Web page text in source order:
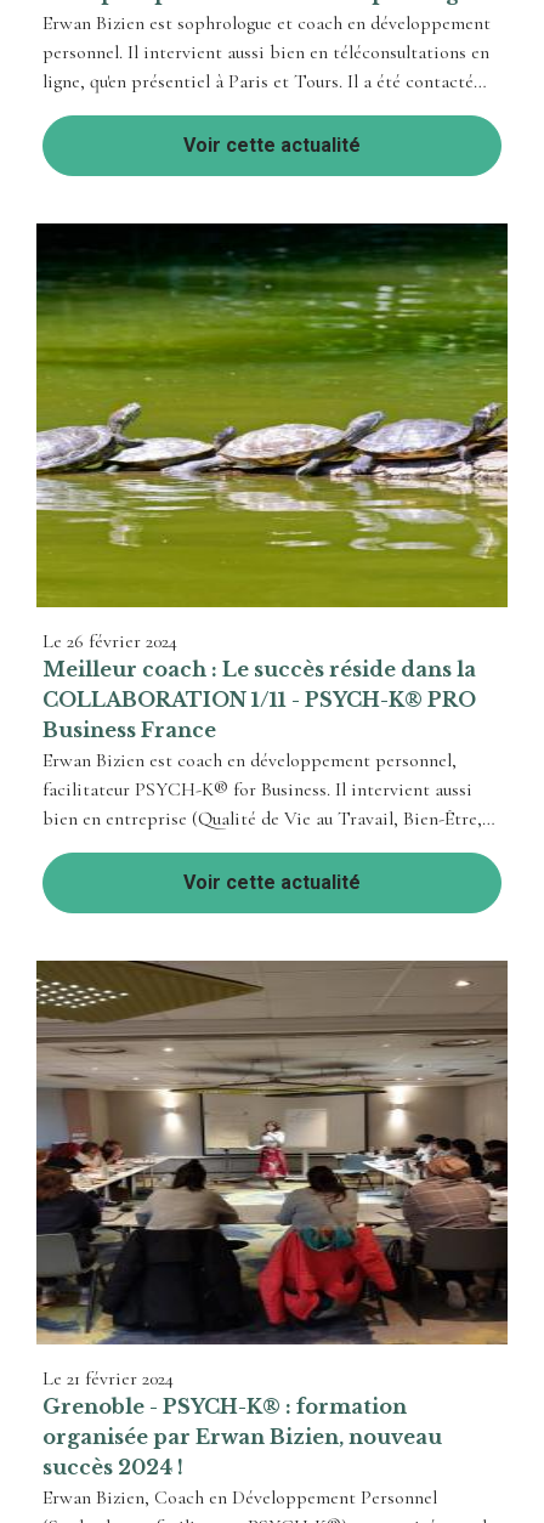
Erwan Bizien est sophrologue et coach en développement
personnel. Il intervient aussi bien en téléconsultations en
ligne, qu'en présentiel à Paris et Tours. Il a été contacté
par Sophie, ...
Voir cette actualité
Le 26 février 2024
Meilleur coach : Le succès réside dans la
COLLABORATION 1/11 - PSYCH-K® PRO
Business France
Erwan Bizien est coach en développement personnel,
facilitateur PSYCH-K® for Business. Il intervient aussi
bien en entreprise (Qualité de Vie au Travail, Bien-Être,
Performance...), comme auprès ...
Voir cette actualité
Le 21 février 2024
Grenoble - PSYCH-K® : formation
organisée par Erwan Bizien, nouveau
succès 2024 !
Erwan Bizien, Coach en Développement Personnel